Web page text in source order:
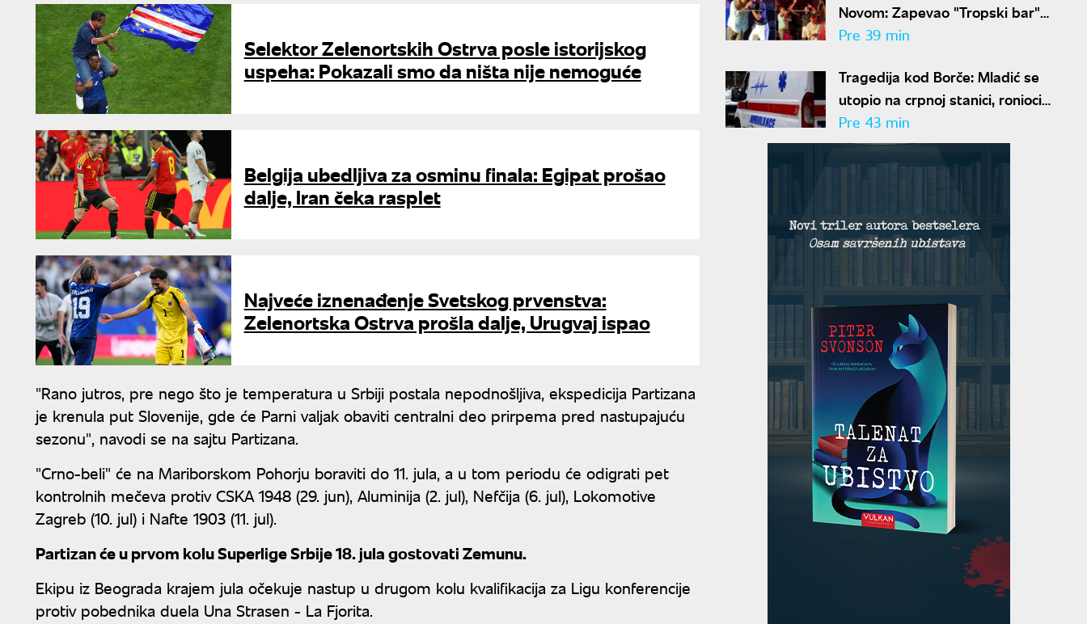
Selektor Zelenortskih Ostrva posle istorijskog
uspeha: Pokazali smo da ništa nije nemoguće
Belgija ubedljiva za osminu finala: Egipat prošao
dalje, Iran čeka rasplet
Najveće iznenađenje Svetskog prvenstva:
Zelenortska Ostrva prošla dalje, Urugvaj ispao
"Rano jutros, pre nego što je temperatura u Srbiji postala nepodnošljiva, ekspedicija Partizana
je krenula put Slovenije, gde će Parni valjak obaviti centralni deo prirpema pred nastupajuću
sezonu", navodi se na sajtu Partizana.
"Crno-beli" će na Mariborskom Pohorju boraviti do 11. jula, a u tom periodu će odigrati pet
kontrolnih mečeva protiv CSKA 1948 (29. jun), Aluminija (2. jul), Nefčija (6. jul), Lokomotive
Zagreb (10. jul) i Nafte 1903 (11. jul).
Partizan će u prvom kolu Superlige Srbije 18. jula gostovati Zemunu.
Ekipu iz Beograda krajem jula očekuje nastup u drugom kolu kvalifikacija za Ligu konferencije
protiv pobednika duela Una Strasen - La Fjorita.
Novom: Zapevao "Tropski bar"
sa Nigorom - publika u transu
Pre 39 min
Tragedija kod Borče: Mladić se
utopio na crpnoj stanici, ronioci
izvukli telo
Pre 43 min